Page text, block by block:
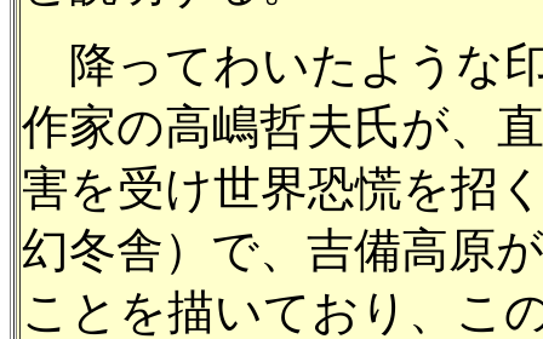
降ってわいたような
作家の高嶋哲夫氏が、
害を受け世界恐慌を招
幻冬舎）で、吉備高原
ことを描いており、こ